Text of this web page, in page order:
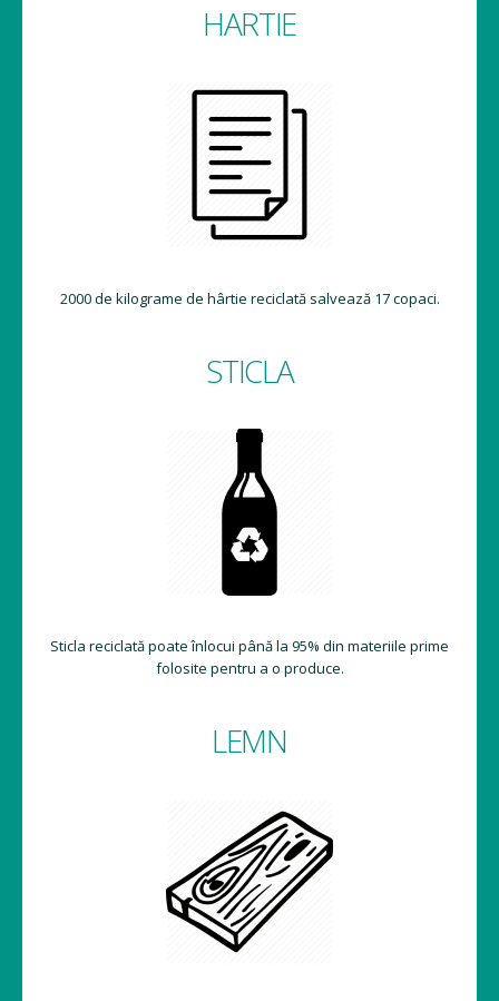
HARTIE
2000 de kilograme de hârtie reciclată salvează 17 copaci.
STICLA
Sticla reciclată poate înlocui până la 95% din materiile prime
folosite pentru a o produce.
LEMN